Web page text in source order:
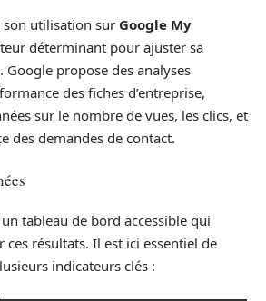
son utilisation sur Google My
déterminant pour ajuster sa
propose des analyses
des fiches d’entreprise,
sur le nombre de vues, les clics, et
des demandes de contact.
tableau de bord accessible qui
ces résultats. Il est ici essentiel de
indicateurs clés :